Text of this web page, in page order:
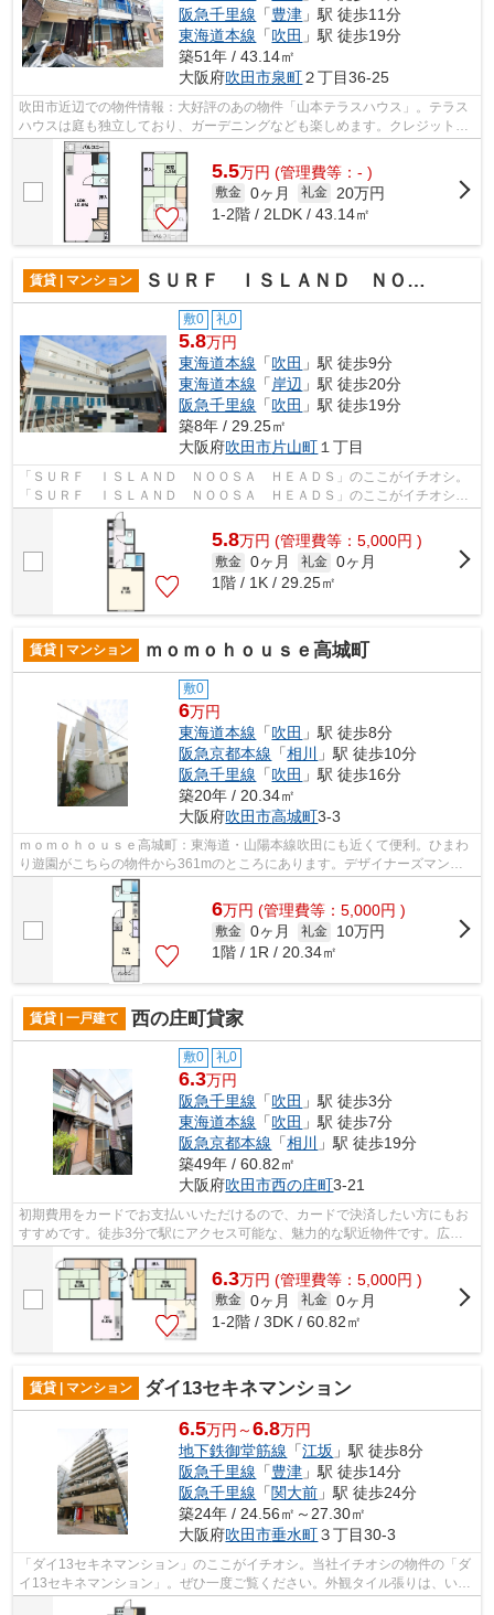
阪急千里線 「豊津 」駅 徒歩11分
東海道本線 「吹田 」駅 徒歩19分
築51年 / 43.14㎡
大阪府吹田市泉町２丁目36-25
吹田市近辺での物件情報：大好評のあの物件「山本テラスハウス」。テラス
ハウスは庭も独立しており、ガーデニングなども楽しめます。クレジットカ
ードで初期費用がお支払いいただける...
5.5万円 (管理費等：- )
敷金 0ヶ月 礼金
20万円
1-2階 / 2LDK / 43.14㎡
賃貸 | マンション ＳＵＲＦ ＩＳＬＡＮＤ ＮＯＯＳＡ ＨＥＡＤＳ
敷0 礼0
5.8万円
東海道本線 「吹田 」駅 徒歩9分
東海道本線 「 岸辺 」駅 徒歩20分
阪急千里線 「吹田 」駅 徒歩19分
築8年 / 29.25㎡
大阪府吹田市片山町 １丁目
「ＳＵＲＦ ＩＳＬＡＮＤ ＮＯＯＳＡ ＨＥＡＤＳ」のここがイチオシ。
「ＳＵＲＦ ＩＳＬＡＮＤ ＮＯＯＳＡ ＨＥＡＤＳ」のここがイチオシ。
こちらは初期費用をカードでお支払い...
5.8万円 (管理費等：5,000円 )
敷金 0ヶ月 礼金 0ヶ月
1階 / 1K / 29.25㎡
賃貸 | マンション ｍｏｍｏｈｏｕｓｅ高城町
敷0
6万円
東海道本線 「吹田 」駅 徒歩8分
阪急京都本線 「相川 」駅 徒歩10分
阪急千里線 「吹田 」駅 徒歩16分
築20年 / 20.34㎡
大阪府吹田市高城町3-3
ｍｏｍｏｈｏｕｓｅ高城町：東海道・山陽本線吹田にも近くて便利。ひまわ
り遊園がこちらの物件から361mのところにあります。デザイナーズマンシ
ョンは独創的で、ご好評いただいていま...
6万円 (管理費等：5,000円 )
敷金 0ヶ月 礼金
10万円
1階 / 1R / 20.34㎡
賃貸 | 一戸建て 西の庄町貸家
敷0 礼0
6.3万円
阪急千里線 「吹田 」駅 徒歩3分
東海道本線 「吹田 」駅 徒歩7分
阪急京都本線 「相川
」駅 徒歩19分
築49年 / 60.82㎡
大阪府吹田市西の庄町3-21
初期費用をカードでお支払いいただけるので、カードで決済したい方にもお
すすめです。徒歩3分で駅にアクセス可能な、魅力的な駅近物件です。広々
6.3万円 (管理費等：5,000円 )
敷金 0ヶ月 礼金 0ヶ月
1-2階 / 3DK / 60.82㎡
賃貸 | マンション ダイ13セキネマンション
6.5万円～6.8万円
地下鉄御堂筋線 「江坂 」駅 徒歩8分
阪急千里線 「豊津 」駅 徒歩14分
阪急千里線 「関大前 」駅 徒歩24分
築24年 / 24.56㎡～27.30㎡
大阪府吹田市垂水町３丁目30-3
「ダイ13セキネマンション」のここがイチオシ。当社イチオシの物件の「ダ
イ13セキネマンション」。ぜひ一度ご覧ください。外観タイル張りは、いつ
までも外観をきれいに保ちます。共用...